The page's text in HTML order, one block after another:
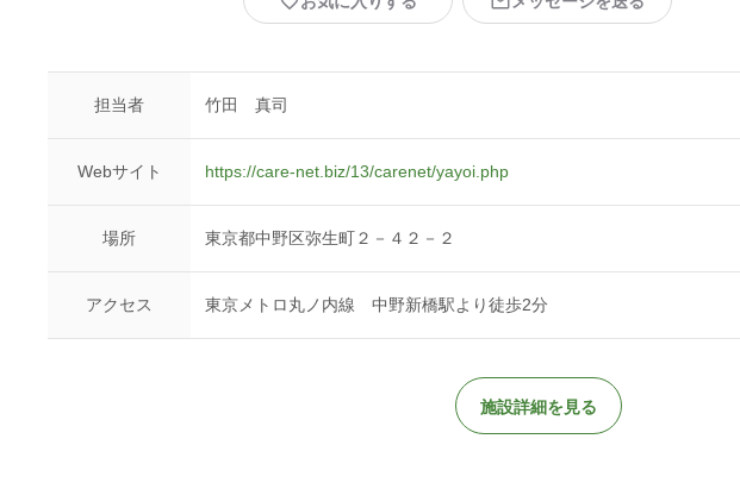
担当者 竹田 真司
Webサイト https://care-net.biz/13/carenet/yayoi.php
場所 東京都中野区弥生町２－４２－２
アクセス 東京メトロ丸ノ内線 中野新橋駅より徒歩2分
施設詳細を見る